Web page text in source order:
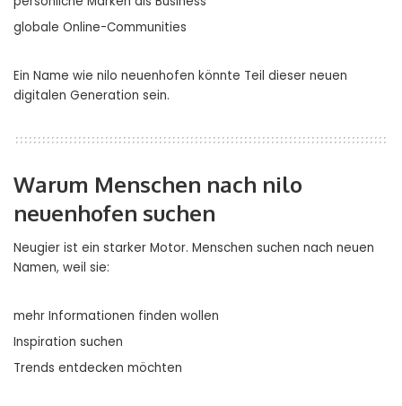
globale Online-Communities
Ein Name wie nilo neuenhofen könnte Teil dieser neuen
digitalen Generation sein.
Warum Menschen nach nilo
neuenhofen suchen
Neugier ist ein starker Motor. Menschen suchen nach neuen
Namen, weil sie:
mehr Informationen finden wollen
Inspiration suchen
Trends entdecken möchten